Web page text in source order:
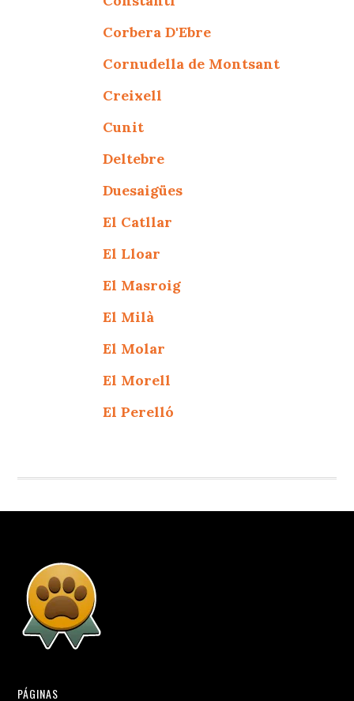
Corbera D'Ebre
Cornudella de Montsant
Creixell
Cunit
Deltebre
Duesaigües
El Catllar
El Lloar
El Masroig
El Milà
El Molar
El Morell
El Perelló
PÁGINAS